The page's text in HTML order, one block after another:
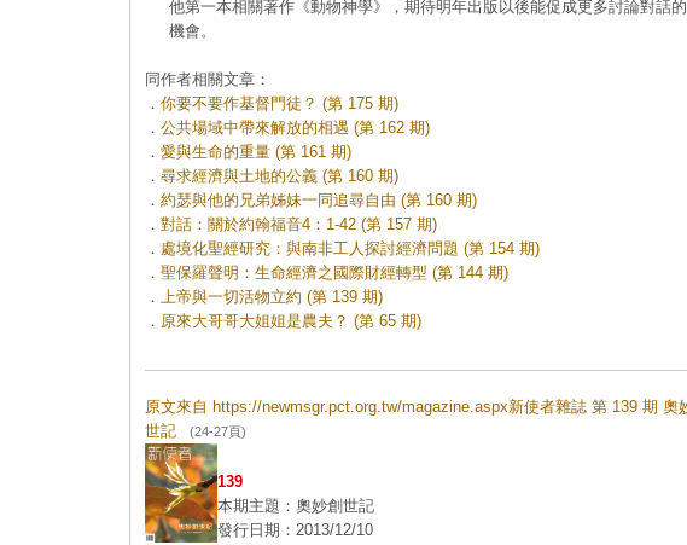
他第一本相關著作《動物神學》，期待明年出版以後能促成更多討論對話的
機會。
同作者相關文章：
． 你要不要作基督門徒？ (第 175 期)
． 公共場域中帶來解放的相遇 (第 162 期)
． 愛與生命的重量 (第 161 期)
． 尋求經濟與土地的公義 (第 160 期)
． 約瑟與他的兄弟姊妹一同追尋自由 (第 160 期)
． 對話：關於約翰福音4：1-42 (第 157 期)
． 處境化聖經研究：與南非工人探討經濟問題 (第 154 期)
． 聖保羅聲明：生命經濟之國際財經轉型 (第 144 期)
． 上帝與一切活物立約 (第 139 期)
． 原來大哥哥大姐姐是農夫？ (第 65 期)
原文來自 https://newmsgr.pct.org.tw/magazine.aspx新使者雜誌 第 139 期 奧
世記 (24-27頁)
139
本期主題：奧妙創世記
發行日期：2013/12/10